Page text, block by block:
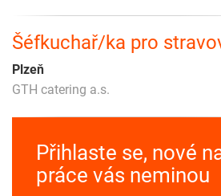
Šéfkuchař/ka pro
Plzeň
GTH catering a.s.
Přihlaste se, nové
práce vás neminou